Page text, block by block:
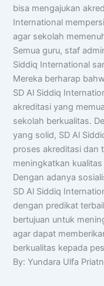
bisa mengajukan
International
agar sekolah
Semua guru, staf
Siddiq International
Mereka berharap
SD Al Siddiq
akreditasi yang
sekolah berkualitas.
yang solid, SD Al
proses akreditasi dan
meningkatkan
Dengan adanya
SD Al Siddiq
dengan predikat
bertujuan untuk
agar dapat
berkualitas kepada
By: Yundara Ulfa